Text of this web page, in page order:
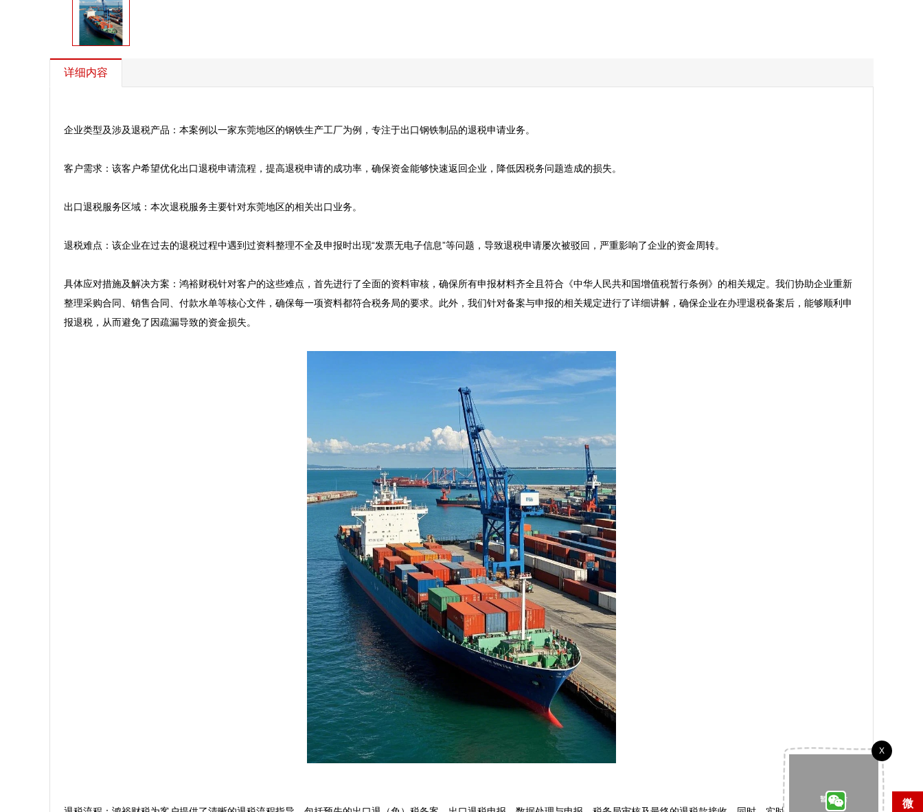
详细内容
企业类型及涉及退税产品：本案例以一家东莞地区的钢铁生产工厂为例，专注于出口钢铁制品的退税申请业务。
客户需求：该客户希望优化出口退税申请流程，提高退税申请的成功率，确保资金能够快速返回企业，降低因税务问题造成的损失。
出口退税服务区域：本次退税服务主要针对东莞地区的相关出口业务。
退税难点：该企业在过去的退税过程中遇到过资料整理不全及申报时出现“发票无电子信息”等问题，导致退税申请屡次被驳回，严重影响了企业的资金周转。
具体应对措施及解决方案：鸿裕财税针对客户的这些难点，首先进行了全面的资料审核，确保所有申报材料齐全且符合《中华人民共和国增值税暂行条例》的相关规定。我们协助企业重新
整理采购合同、销售合同、付款水单等核心文件，确保每一项资料都符合税务局的要求。此外，我们针对备案与申报的相关规定进行了详细讲解，确保企业在办理退税备案后，能够顺利申
报退税，从而避免了因疏漏导致的资金损失。
微
X